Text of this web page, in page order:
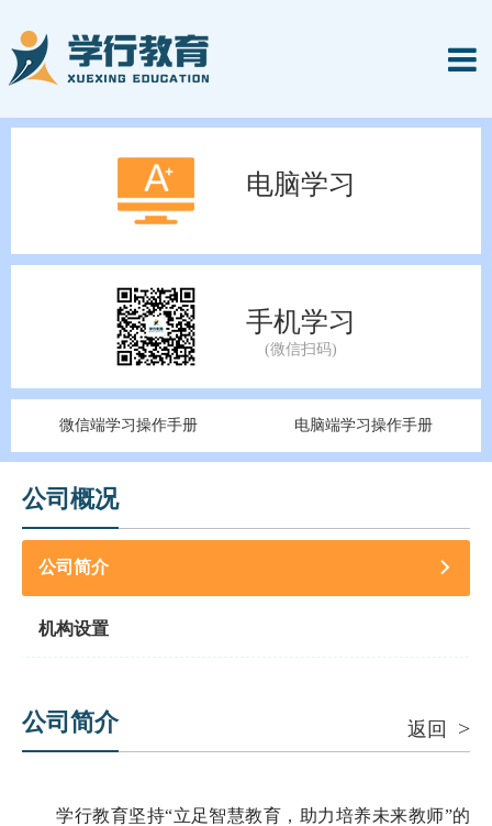
电脑学习
手机学习
微信端学习操作手册 电脑端学习操作手册
公司概况
公司简介
机构设置
公司简介 返回 >
学行教育坚持“立足智慧教育，助力培养未来教师”的